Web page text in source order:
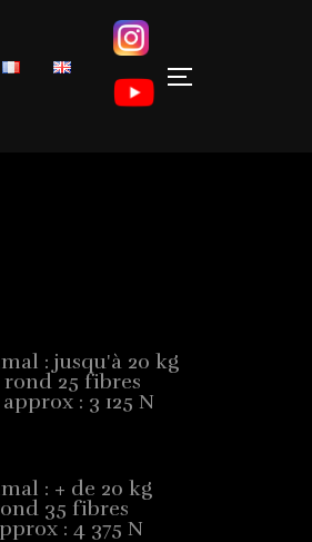
: jusqu'à 20 kg
25 fibres
: 3 125 N
: + de 20 kg
35 fibres
: 4 375 N